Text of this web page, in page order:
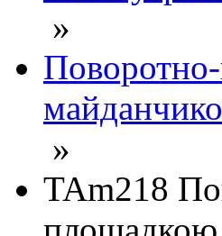
»
»
TAm218